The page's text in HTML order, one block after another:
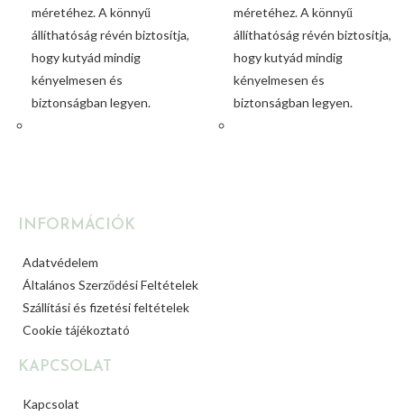
méretéhez. A könnyű
állíthatóság révén biztosítja,
hogy kutyád mindig
kényelmesen és
biztonságban legyen.
méretéhez. A könnyű
állíthatóság révén biztosítja,
hogy kutyád mindig
kényelmesen és
biztonságban legyen.
INFORMÁCIÓK
Adatvédelem
Általános Szerződési Feltételek
Szállítási és fizetési feltételek
Cookie tájékoztató
KAPCSOLAT
Kapcsolat